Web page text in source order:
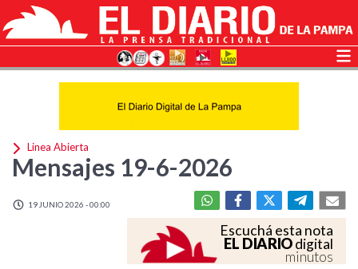
Linea Abierta
Mensajes 19-6-2026
19 JUNIO 2026 - 00:00
Escuchá esta nota
EL DIARIOdigital
minutos